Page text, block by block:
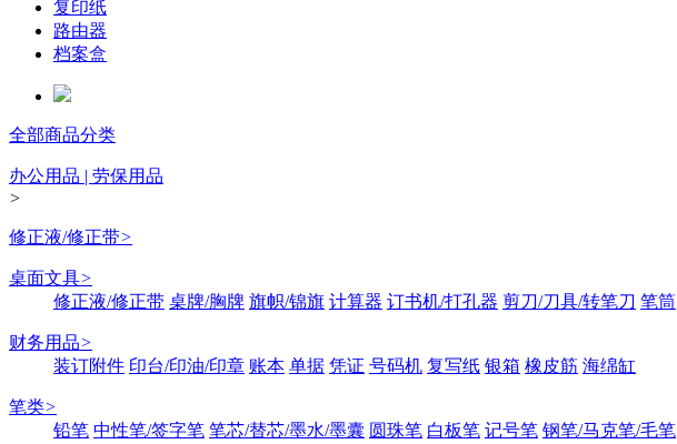
复印纸
路由器
档案盒
全部商品分类
办公用品 | 劳保用品
>
修正液/修正带>
桌面文具>
修正液/修正带 桌牌/胸牌 旗帜/锦旗 计算器 订书机/打孔器 剪刀/刀具/转笔刀 笔筒
财务用品>
装订附件 印台/印油/印章 账本 单据 凭证 号码机 复写纸 银箱 橡皮筋 海绵缸
笔类>
铅笔 中性笔/签字笔 笔芯/替芯/墨水/墨囊 圆珠笔 白板笔 记号笔 钢笔/马克笔/毛笔